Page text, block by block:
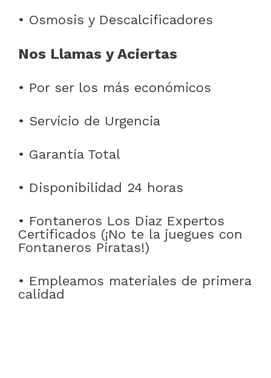
• Osmosis y Descalcificadores
Nos Llamas y Aciertas
• Por ser los más económicos
• Servicio de Urgencia
• Garantía Total
• Disponibilidad 24 horas
• Fontaneros Los Diaz Expertos
Certificados (¡No te la juegues con
Fontaneros Piratas!)
• Empleamos materiales de primera
calidad